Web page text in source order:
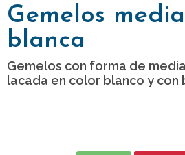
Gemelos
blanca
Gemelos con forma de
lacada en color blanco y con